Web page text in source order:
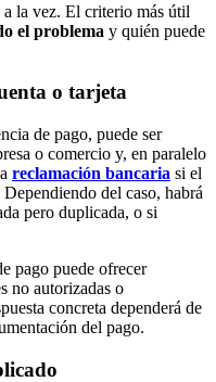
la vez. El criterio más útil
el problema y quién puede
o tarjeta
de pago, puede ser
o comercio y, en paralelo
reclamación bancaria si el
del caso, habrá
pero duplicada, o si
pago puede ofrecer
no autorizadas o
concreta dependerá de
del pago.